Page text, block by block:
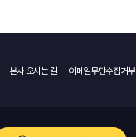
본사 오시는 길 이메일무단수집거부